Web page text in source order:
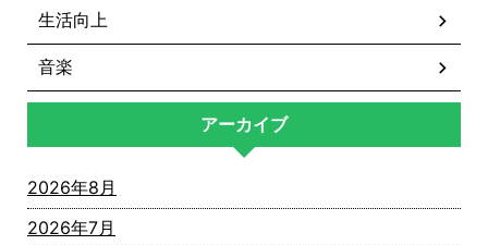
生活向上
音楽
アーカイブ
2026年8月
2026年7月